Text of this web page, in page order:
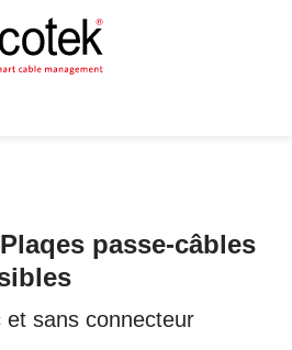
passe-câbles
et sans connecteur